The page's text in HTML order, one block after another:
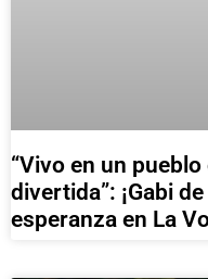
“Vivo en un
divertida”: ¡Gabi
esperanza en La